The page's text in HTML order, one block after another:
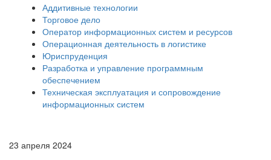
Аддитивные технологии
Торговое дело
Оператор информационных систем и ресурсов
Операционная деятельность в логистике
Юриспруденция
Разработка и управление программным
обеспечением
Техническая эксплуатация и сопровождение
информационных систем
23 апреля 2024